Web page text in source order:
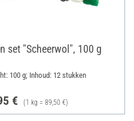
set "Scheerwol", 100 g
100 g; Inhoud: 12 stukken
€ (1 kg = 89,50 €)